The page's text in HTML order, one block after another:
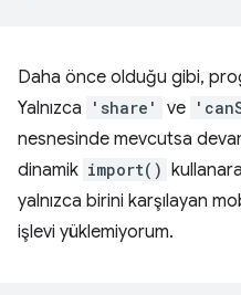
Daha önce olduğu gibi,
Yalnızca
'share' ve
nesnesinde mevcutsa
dinamik import()
yalnızca birini karşılayan
işlevi yüklemiyorum.